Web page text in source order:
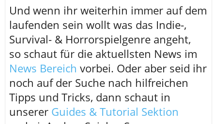
Und wenn ihr weiterhin immer auf dem
laufenden sein wollt was das Indie-,
Survival- & Horrorspielgenre angeht,
so schaut für die aktuellsten News im
News Bereich vorbei. Oder aber seid ihr
noch auf der Suche nach hilfreichen
Tipps und Tricks, dann schaut in
unserer Guides & Tutorial Sektion